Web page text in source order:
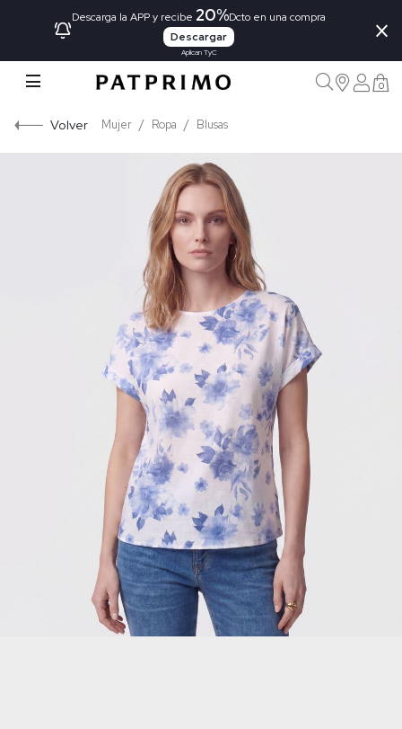
Descarga la APP y recibe 20%Dcto en una compra
Descargar
Aplican TyC
×
0
Volver Mujer Ropa Blusas